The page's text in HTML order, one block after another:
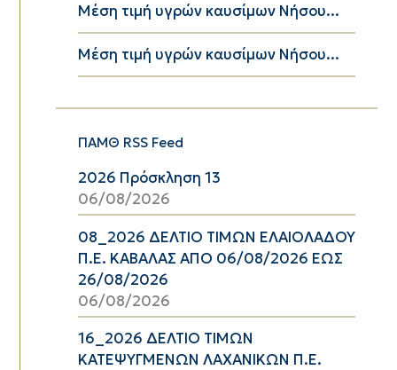
Μέση τιμή υγρών καυσίμων Νήσου...
Μέση τιμή υγρών καυσίμων Νήσου...
ΠΑΜΘ RSS Feed
2026 Πρόσκληση 13
06/08/2026
08_2026 ΔΕΛΤΙΟ ΤΙΜΩΝ ΕΛΑΙΟΛΑΔΟΥ
Π.Ε. ΚΑΒΑΛΑΣ ΑΠΟ 06/08/2026 ΕΩΣ
26/08/2026
06/08/2026
16_2026 ΔΕΛΤΙΟ ΤΙΜΩΝ
ΚΑΤΕΨΥΓΜΕΝΩΝ ΛΑΧΑΝΙΚΩΝ Π.Ε.